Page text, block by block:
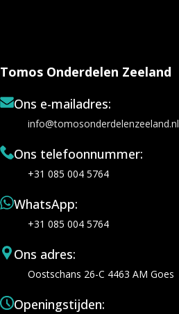
Tomos Onderdelen Zeeland
Ons e-mailadres:
info@tomosonderdelenzeeland.nl
Ons telefoonnummer:
+31 085 004 5764
WhatsApp:
+31 085 004 5764
Ons adres:
Oostschans 26-C 4463 AM Goes
Openingstijden: